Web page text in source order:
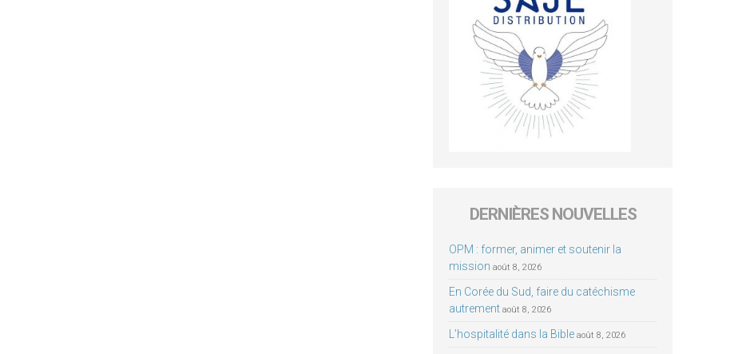
DERNIÈRES NOUVELLES
OPM : former, animer et soutenir la
mission août 8, 2026
En Corée du Sud, faire du catéchisme
autrement août 8, 2026
L’hospitalité dans la Bible août 8, 2026